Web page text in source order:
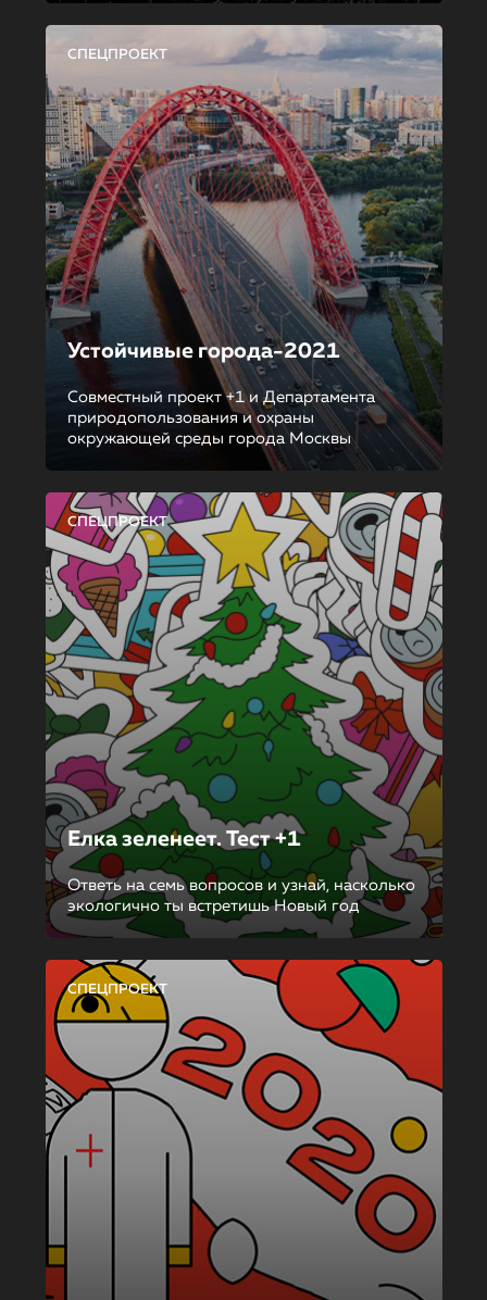
СПЕЦПРОЕКТ
Устойчивые города-2021
Совместный проект +1 и Департамента
природопользования и охраны
окружающей среды города Москвы
СПЕЦПРОЕКТ
Елка зеленеет. Тест +1
Ответь на семь вопросов и узнай, насколько
экологично ты встретишь Новый год
СПЕЦПРОЕКТ